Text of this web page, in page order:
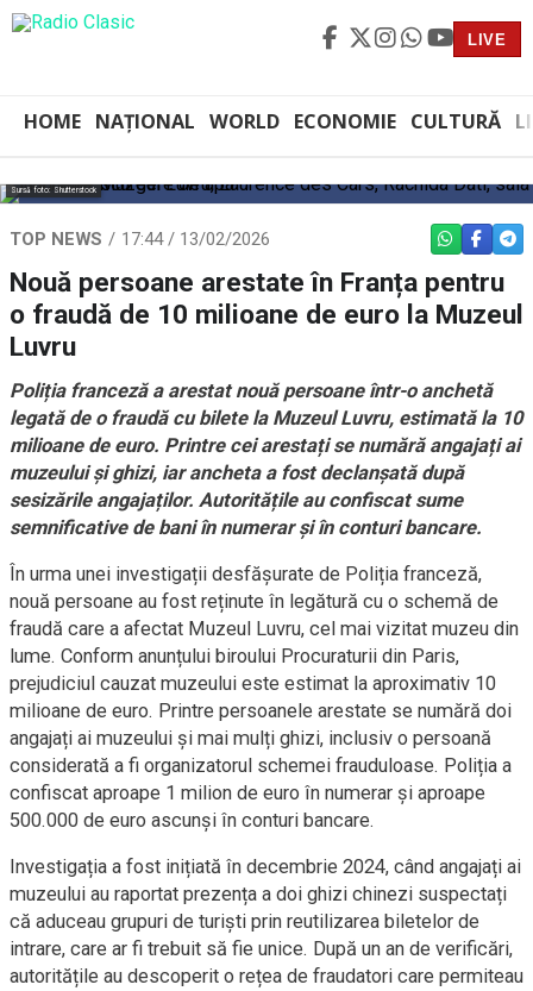
LIVE
HOME NAȚIONAL WORLD ECONOMIE CULTURĂ
Sursă foto: Shutterstock
TOP NEWS 17:44 / 13/02/2026 WHATSAPP
Nouă persoane arestate în Franța pentru
o fraudă de 10 milioane de euro la Muzeul
Luvru
Poliția franceză a arestat nouă persoane într-o anchetă
legată de o fraudă cu bilete la Muzeul Luvru, estimată la 10
milioane de euro. Printre cei arestați se numără angajați ai
muzeului și ghizi, iar ancheta a fost declanșată după
sesizările angajaților. Autoritățile au confiscat sume
semnificative de bani în numerar și în conturi bancare.
În urma unei investigații desfășurate de Poliția franceză,
nouă persoane au fost reținute în legătură cu o schemă de
fraudă care a afectat Muzeul Luvru, cel mai vizitat muzeu din
lume. Conform anunțului biroului Procuraturii din Paris,
prejudiciul cauzat muzeului este estimat la aproximativ 10
milioane de euro. Printre persoanele arestate se numără doi
angajați ai muzeului și mai mulți ghizi, inclusiv o persoană
considerată a fi organizatorul schemei frauduloase. Poliția a
confiscat aproape 1 milion de euro în numerar și aproape
500.000 de euro ascunși în conturi bancare.
Investigația a fost inițiată în decembrie 2024, când angajați ai
muzeului au raportat prezența a doi ghizi chinezi suspectați
că aduceau grupuri de turiști prin reutilizarea biletelor de
intrare, care ar fi trebuit să fie unice. După un an de verificări,
autoritățile au descoperit o rețea de fraudatori care permiteau